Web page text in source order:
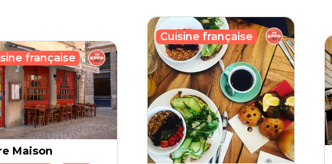
Maison
française
Cuisine française